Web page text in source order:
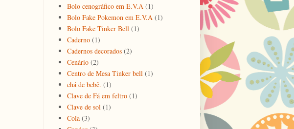
Bolo cenográfico em E.V.A (1)
Bolo Fake Pokemon em E.V.A (1)
Bolo Fake Tinker Bell (1)
Caderno (1)
Cadernos decorados (2)
Cenário (2)
Centro de Mesa Tinker bell (1)
chá de bebê. (1)
Clave de Fá em feltro (1)
Clave de sol (1)
Cola (3)